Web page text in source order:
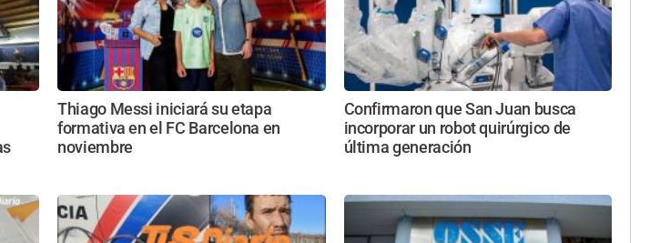
Thiago Messi iniciará su etapa
formativa en el FC Barcelona en
noviembre
Confirmaron que San Juan busca
incorporar un robot quirúrgico de
última generación